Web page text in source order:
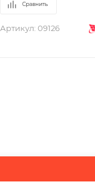
Сравнить
Артикул: 09126